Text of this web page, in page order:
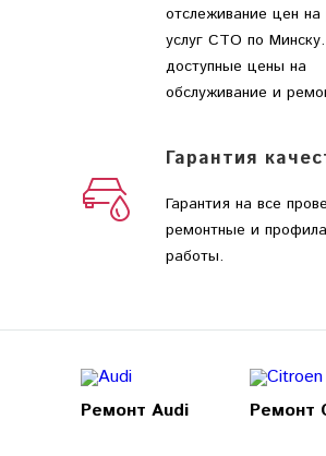
отслеживание цен на
услуг СТО по
доступные цены на
обслуживание и
Гарантия
Гарантия на все
ремонтные и
работы.
Ремонт Audi Ремонт